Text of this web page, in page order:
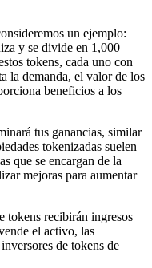
un ejemplo:
y se divide en 1,000
tokens, cada uno con
la demanda, el valor de los
beneficios a los
tus ganancias, similar
tokenizadas suelen
que se encargan de la
mejoras para aumentar
tokens recibirán ingresos
el activo, las
de tokens de